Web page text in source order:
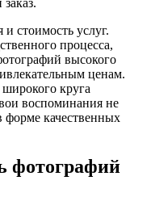
стоимость услуг.
процесса,
высокого
ценам.
круга
воспоминания не
форме качественных
фотографий